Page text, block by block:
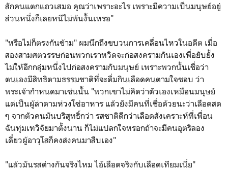
สักคนแตกแถวเสมอ คุณว่าเพราะอะไร เพราะมีความเป็นมนุษย์อยู่
ส่วนหนึ่งก็เลยหนีไม่พ้นงั้นเหรอ"
"หรือไม่ก็ตรงกันข้าม" ผมนึกถึงขบวนการเคลื่อนไหวในอดีต เมื่อ
สองสามศตวรรษก่อนพวกเราหวิดจะก่อสงครามกันเองเพื่อยับยั้ง
ไม่ให้อีกกลุ่มหนึ่งไปก่อสงครามกับมนุษย์ เพราะพวกนั้นเชื่อว่า
ตนเองมีสิทธิตามธรรมชาติที่จะดื่มกินเลือดคนตามใจชอบ ว่า
พระเจ้ากำหนดมาเช่นนั้น "พวกเขาไม่คิดว่าตัวเองเหมือนมนุษย์
แต่เป็นผู้ล่าตามห่วงโซ่อาหาร แล้วยังมีคนที่เชื่อด้วยนะว่าเลือดสด
ๆ จากตัวคนมันบริสุทธิ์กว่า รสชาติดีกว่าเลือดสังเคราะห์ที่เพื่อน
ฉันทุ่มเทวิจัยมาตั้งนาน ก็ไม่แปลกใจหรอกถ้าจะมีคนอุตริลอง
เดี๋ยวผู้อาวุโสก็คงส่งคนมาสืบเอง"
"แล้วมันรสต่างกันจริงไหม ไอ้เลือดจริงกับเลือดเทียมเนี่ย"